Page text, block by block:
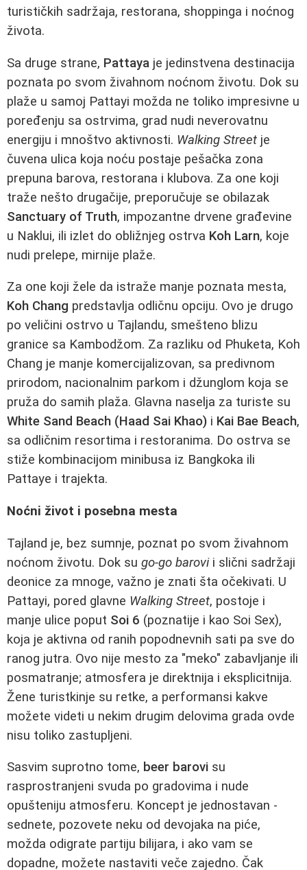
turističkih sadržaja, restorana, shoppinga i noćnog
života.
Sa druge strane, Pattaya je jedinstvena destinacija
poznata po svom živahnom noćnom životu. Dok su
plaže u samoj Pattayi možda ne toliko impresivne u
poređenju sa ostrvima, grad nudi neverovatnu
energiju i mnoštvo aktivnosti. Walking Street je
čuvena ulica koja noću postaje pešačka zona
prepuna barova, restorana i klubova. Za one koji
traže nešto drugačije, preporučuje se obilazak
Sanctuary of Truth, impozantne drvene građevine
u Naklui, ili izlet do obližnjeg ostrva Koh Larn, koje
nudi prelepe, mirnije plaže.
Za one koji žele da istraže manje poznata mesta,
Koh Chang predstavlja odličnu opciju. Ovo je drugo
po veličini ostrvo u Tajlandu, smešteno blizu
granice sa Kambodžom. Za razliku od Phuketa, Koh
Chang je manje komercijalizovan, sa predivnom
prirodom, nacionalnim parkom i džunglom koja se
pruža do samih plaža. Glavna naselja za turiste su
White Sand Beach (Haad Sai Khao) i Kai Bae Beach,
sa odličnim resortima i restoranima. Do ostrva se
stiže kombinacijom minibusa iz Bangkoka ili
Pattaye i trajekta.
Noćni život i posebna mesta
Tajland je, bez sumnje, poznat po svom živahnom
noćnom životu. Dok su go-go barovii slični sadržaji
deonice za mnoge, važno je znati šta očekivati. U
Pattayi, pored glavne Walking Street, postoje i
manje ulice poput Soi 6 (poznatije i kao Soi Sex),
koja je aktivna od ranih popodnevnih sati pa sve do
ranog jutra. Ovo nije mesto za "meko" zabavljanje ili
posmatranje; atmosfera je direktnija i eksplicitnija.
Žene turistkinje su retke, a performansi kakve
možete videti u nekim drugim delovima grada ovde
nisu toliko zastupljeni.
Sasvim suprotno tome, beer barovi su
rasprostranjeni svuda po gradovima i nude
opušteniju atmosferu. Koncept je jednostavan -
sednete, pozovete neku od devojaka na piće,
možda odigrate partiju bilijara, i ako vam se
dopadne, možete nastaviti veče zajedno. Čak